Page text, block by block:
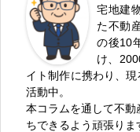
宅地建
た不動
の後10
け、
イト制作に携わり、
活動中。
本コラムを通して不
ちできるよう頑張りま